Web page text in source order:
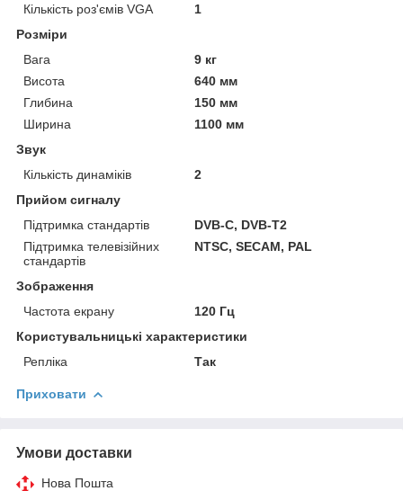
Кількість роз'ємів VGA
1
Розміри
Вага
9 кг
Висота
640 мм
Глибина
150 мм
Ширина
1100 мм
Звук
Кількість динаміків
2
Прийом сигналу
Підтримка стандартів
DVB-C, DVB-T2
Підтримка телевізійних
стандартів
NTSC, SECAM, PAL
Зображення
Частота екрану
120 Гц
Користувальницькі характеристики
Репліка
Так
Приховати
Умови доставки
Нова Пошта